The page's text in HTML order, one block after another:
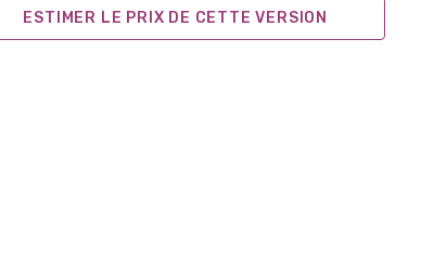
ESTIMER LE PRIX DE CETTE VERSION